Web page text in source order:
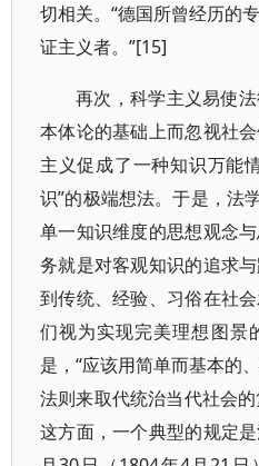
切相关。“德国所曾经历的
证主义者。”[15]
再次，科学主义易使
本体论的基础上而忽视社
主义促成了一种知识万能
识”的极端想法。于是，法
单一知识维度的思想观念
务就是对客观知识的追求
到传统、经验、习俗在社
们视为实现完美理想图景
是，“应该用简单而基本的
法则来取代统治当代社会
这方面，一个典型的规定